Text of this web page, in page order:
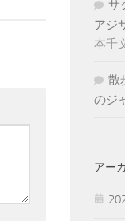
サ
アジ
本千
散
のジ
アー